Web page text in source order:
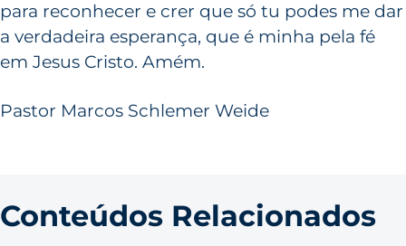
para reconhecer e crer que só tu podes me dar
a verdadeira esperança, que é minha pela fé
em Jesus Cristo. Amém.
Pastor Marcos Schlemer Weide
Conteúdos Relacionados